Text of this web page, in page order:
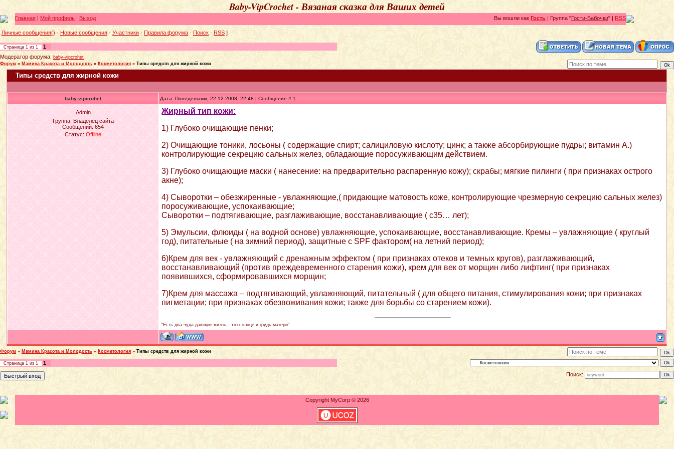
Baby-VipCrochet - Вязаная сказка для Ваших детей
Главная | Мой профиль | Выход Вы вошли как Гость | Группа "Гости-Бабочки" | RSS
Личные сообщения() · Новые сообщения · Участники · Правила форума · Поиск · RSS ]
Страница 1 из 1
1
Модератор форума: baby-vipcrohet
Форум » Мамина Красота и Молодость » Косметология » Типы средств для жирной кожи
Типы средств для жирной кожи
baby-vipcrohet Дата: Понедельник, 22.12.2008, 22:48 | Сообщение # 1
Admin
Группа: Владелец сайта
Сообщений:654
Статус:Offline
Жирный тип кожи:
1) Глубоко очищающие пенки;
2) Очищающие тоники, лосьоны ( содержащие спирт; салициловую кислоту; цинк; а также абсорбирующие пудры; витамин А.)
контролирующие секрецию сальных желез, обладающие поросуживающим действием.
3) Глубоко очищающие маски ( нанесение: на предварительно распаренную кожу); скрабы; мягкие пилинги ( при признаках острого
акне);
4) Сыворотки – обезжиренные - увлажняющие,( придающие матовость коже, контролирующие чрезмерную секрецию сальных желез)
поросуживающие, успокаивающие;
Сыворотки – подтягивающие, разглаживающие, восстанавливающие ( с35… лет);
5) Эмульсии, флюиды ( на водной основе) увлажняющие, успокаивающие, восстанавливающие. Кремы – увлажняющие ( круглый
год), питательные ( на зимний период), защитные с SPF фактором( на летний период);
6)Крем для век - увлажняющий с дренажным эффектом ( при признаках отеков и темных кругов), разглаживающий,
восстанавливающий (против преждевременного старения кожи), крем для век от морщин либо лифтинг( при признаках
появившихся, сформировавшихся морщин;
7)Крем для массажа – подтягивающий, увлажняющий, питательный ( для общего питания, стимулирования кожи; при признаках
пигметации; при признаках обезвоживания кожи; также для борьбы со старением кожи).
"Есть два чуда дающие жизнь - это солнце и грудь матери".
Форум » Мамина Красота и Молодость » Косметология » Типы средств для жирной кожи
Страница 1 из 1
1
Поиск:
Copyright MyCorp © 2026